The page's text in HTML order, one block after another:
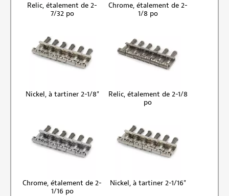
Relic, étalement de 2-
7/32 po
Chrome, étalement de 2-
1/8 po
Nickel, à tartiner 2-1/8"
Relic, étalement de 2-1/8
po
Chrome, étalement de 2-
1/16 po
Nickel, à tartiner 2-1/16"